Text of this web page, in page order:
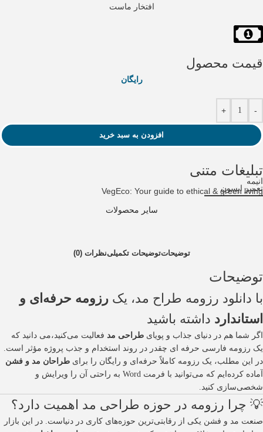
افتخار ماست
قیمت محصول
رایگان
-
+
افزودن به سبد خرید
تبلیغات متنی
تعمیر اپسون
VegEco: Your guide to ethical & green living
انیمه
سایر محصولات
توضیحاتتوضیحات تکمیلینظرات (0)
توضیحات
با دانلود رزومه طراح مد، یک رزومه حرفه‌ای و
استاندارد داشته باشید
اگر شما هم در دنیای جذاب و پویای طراحی مد فعالیت می‌کنید،می دانید که
یک رزومه فارسی حرفه ای چقدر در روند استخدام و جذب پروژه مؤثر است.
در این مطلب، یک رزومه کاملاً حرفه‌ای و رایگان را برای طراحان مد و فشن
آماده کرده‌ایم که می‌توانید با فرمت Word به راحتی آن را ویرایش و
شخصی‌سازی کنید.
💡 چرا رزومه در حوزه طراحی مد اهمیت دارد؟
صنعت مد و فشن یکی از رقابتی‌ترین حوزه‌های کاری در دنیاست. در این بازار